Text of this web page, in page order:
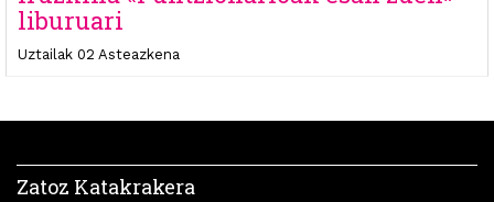
liburuari
Uztailak 02 Asteazkena
Zatoz Katakrakera